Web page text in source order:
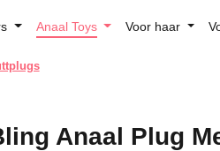
Anaal Toys Voor haar
Anaal Plug